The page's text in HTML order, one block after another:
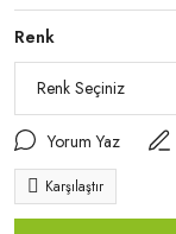
Renk
Yorum Yaz
Karşılaştır